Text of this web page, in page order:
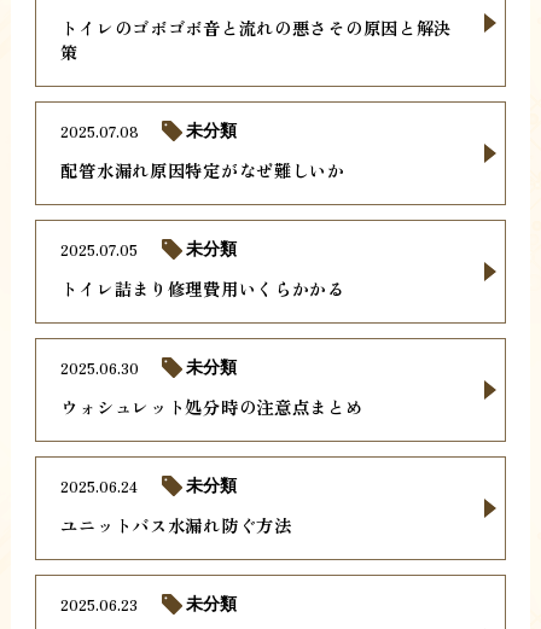
トイレのゴボゴボ音と流れの悪さその原因と解決
策
配管水漏れ原因特定がなぜ難しいか
2025.07.08 未分類
トイレ詰まり修理費用いくらかかる
2025.07.05 未分類
ウォシュレット処分時の注意点まとめ
2025.06.30 未分類
ユニットバス水漏れ防ぐ方法
2025.06.24 未分類
2025.06.23 未分類